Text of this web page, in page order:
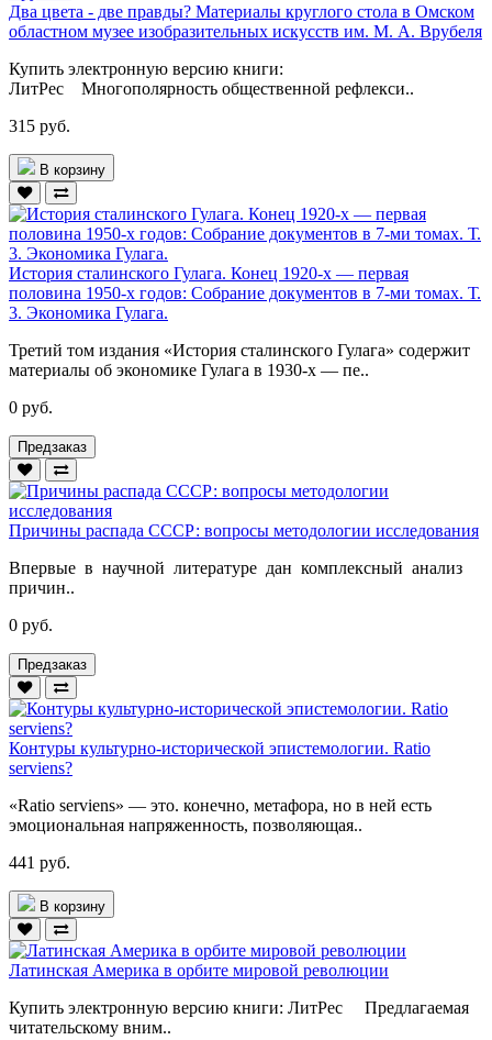
Два цвета - две правды? Материалы круглого стола в Омском
областном музее изобразительных искусств им. М. А. Врубеля
Купить электронную версию книги:
ЛитРес Многополярность общественной рефлекси..
315 руб.
В корзину
История сталинского Гулага. Конец 1920-х — первая
половина 1950-х годов: Собрание документов в 7-ми томах. Т.
3. Экономика Гулага.
Третий том издания «История сталинского Гулага» содержит
материалы об экономике Гулага в 1930-х — пе..
0 руб.
Предзаказ
Причины распада СССР: вопросы методологии исследования
Впервые в научной литературе дан комплексный анализ
причин..
0 руб.
Предзаказ
Контуры культурно-исторической эпистемологии. Ratio
serviens?
«Ratio serviens» — это. конечно, метафора, но в ней есть
эмоциональная напряженность, позволяющая..
441 руб.
В корзину
Латинская Америка в орбите мировой революции
Купить электронную версию книги: ЛитРес Предлагаемая
читательскому вним..